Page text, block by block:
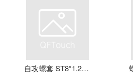
自攻螺套 ST8*1.25*16 钢丝螺套 牙套 护套 元亨机械